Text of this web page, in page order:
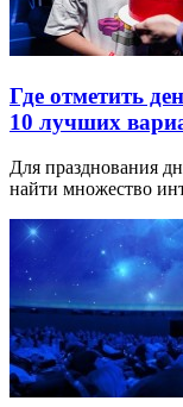
Где отметить
10 лучших
Для празднования
найти множество